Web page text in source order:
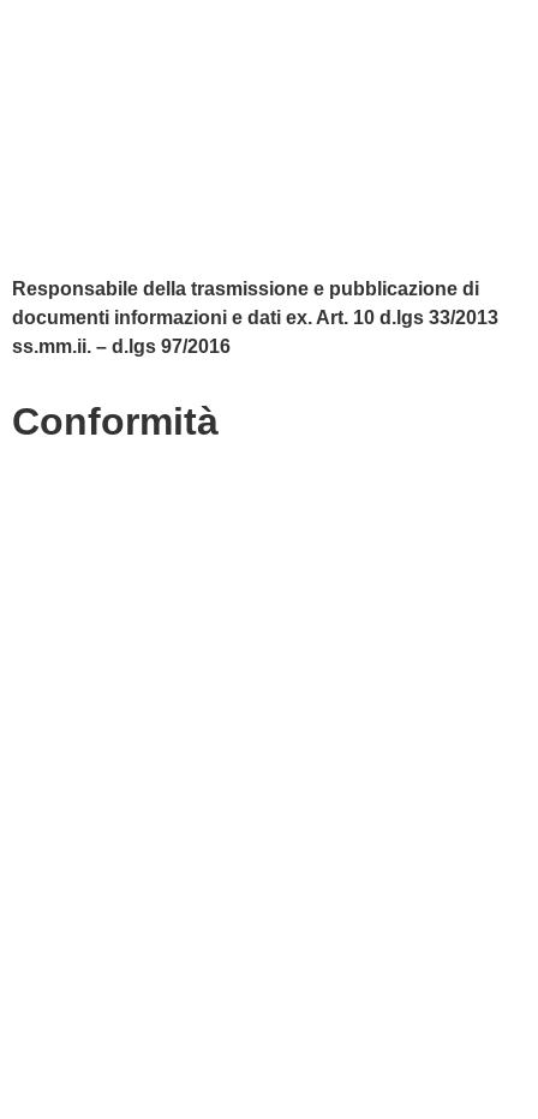
Responsabile della trasmissione e pubblicazione di
documenti informazioni e dati ex. Art. 10 d.lgs 33/2013
ss.mm.ii. – d.lgs 97/2016
Conformità